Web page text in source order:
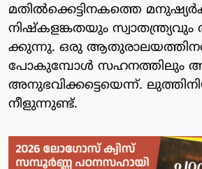
മതിൽക്കെട്ടിനകത്തെ
നിഷ്കളങ്കതയും
ക്കുന്നു. ഒരു
പോകുമ്പോൾ സഹനത്തിലും
അനുഭവിക്കട്ടെയെന്ന്.
നീളുന്നുണ്ട്.